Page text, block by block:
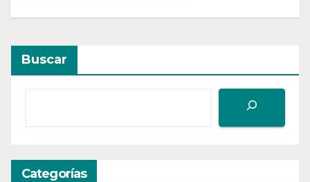
Buscar
Categorías